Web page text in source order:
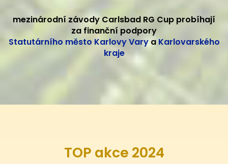
mezinárodní závody Carlsbad RG Cup probíhají
za finanční podpory
Statutárního město Karlovy Varya Karlovarského
kraje
TOP akce 2024